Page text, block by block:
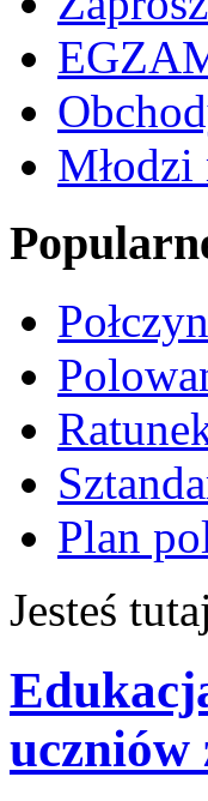
Plan
Jesteś
uczniów